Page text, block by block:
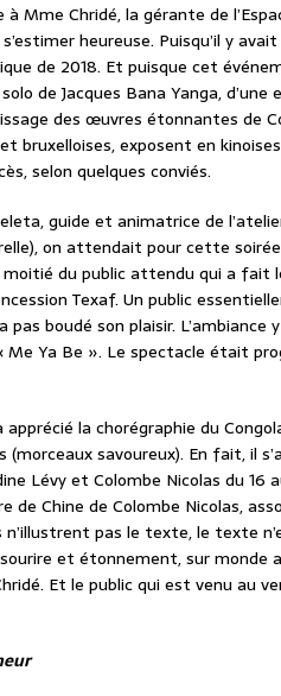
à Mme Chridé, la gérante de
heureuse. Puisqu’il y
de 2018. Et puisque cet
de Jacques Bana Yanga,
des œuvres étonnantes de
bruxelloises, exposent en
selon quelques conviés.
guide et animatrice de
on attendait pour cette
du public attendu qui a fait
Texaf. Un public
pas boudé son plaisir.
Ya Be ». Le spectacle était
la chorégraphie du
(morceaux savoureux). En fait, il
Lévy et Colombe Nicolas du 16
de Chine de Colombe Nicolas,
n’illustrent pas le texte, le texte
et étonnement, sur monde
Et le public qui est venu au